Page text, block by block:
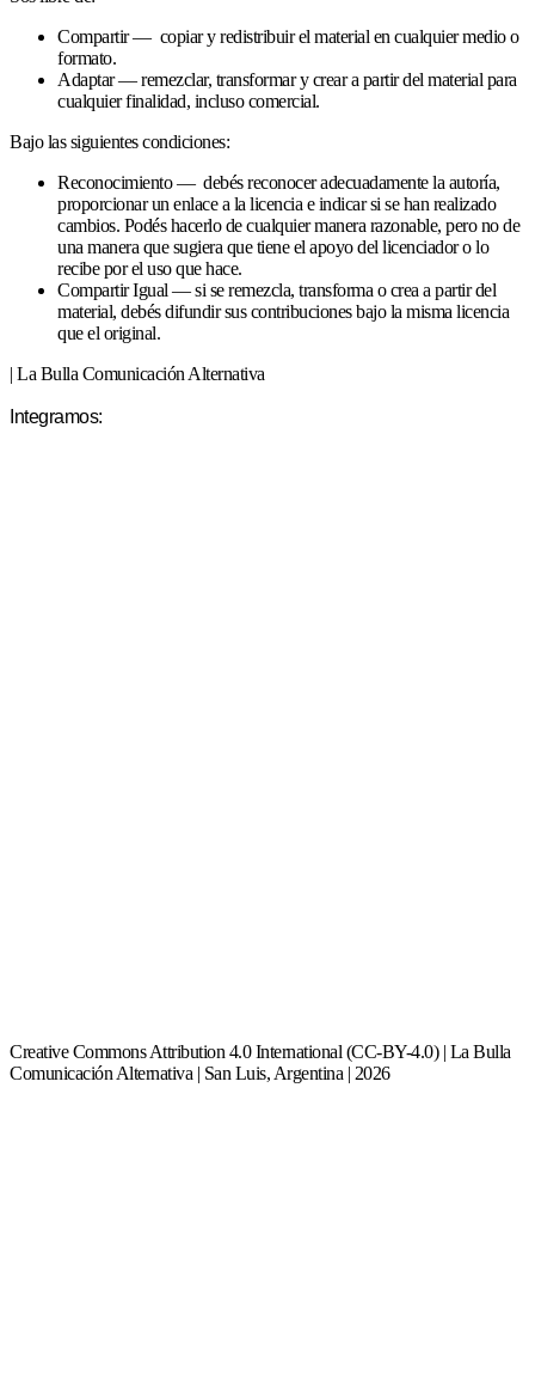
Compartir — copiar y redistribuir el material en cualquier medio o
formato.
Adaptar — remezclar, transformar y crear a partir del material para
cualquier finalidad, incluso comercial.
Bajo las siguientes condiciones:
Reconocimiento — debés reconocer adecuadamente la autoría,
proporcionar un enlace a la licencia e indicar si se han realizado
cambios. Podés hacerlo de cualquier manera razonable, pero no de
una manera que sugiera que tiene el apoyo del licenciador o lo
recibe por el uso que hace.
Compartir Igual — si se remezcla, transforma o crea a partir del
material, debés difundir sus contribuciones bajo la misma licencia
que el original.
| La Bulla Comunicación Alternativa
Integramos:
Creative Commons Attribution 4.0 International (CC-BY-4.0) | La Bulla
Comunicación Alternativa | San Luis, Argentina | 2026